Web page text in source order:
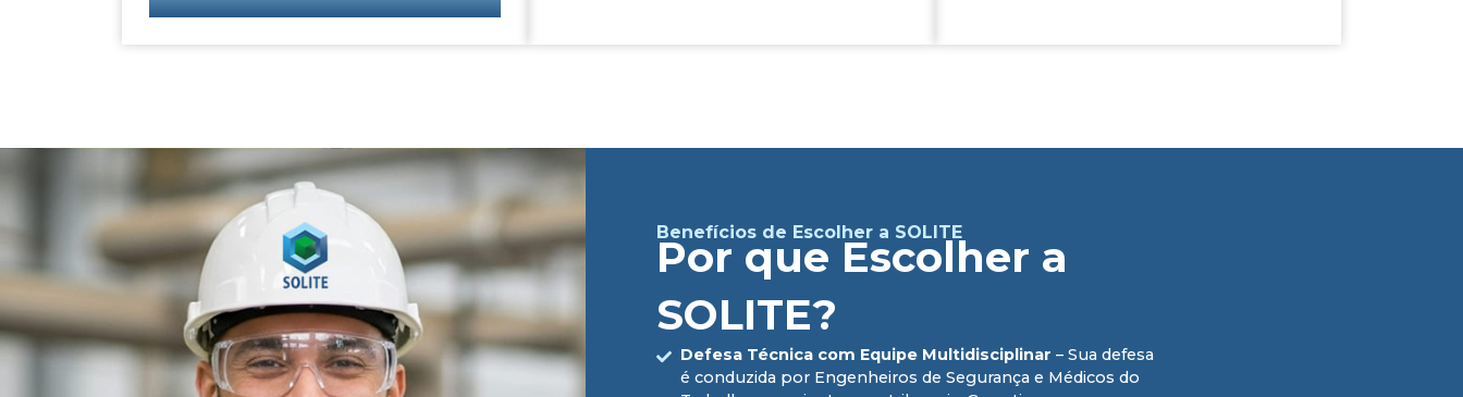
Benefícios de Escolher a SOLITE
Por que Escolher a
SOLITE?
Defesa Técnica com Equipe Multidisciplinar – Sua defesa
é conduzida por Engenheiros de Segurança e Médicos do